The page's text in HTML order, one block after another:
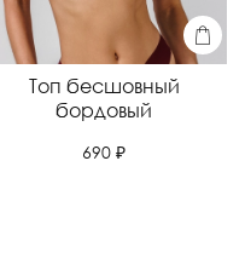
Топ бесшовный
бордовый
690 ₽